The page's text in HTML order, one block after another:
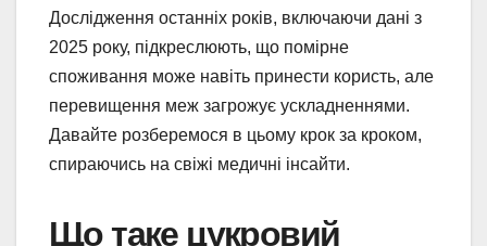
Дослідження останніх років, включаючи дані з
2025 року, підкреслюють, що помірне
споживання може навіть принести користь, але
перевищення меж загрожує ускладненнями.
Давайте розберемося в цьому крок за кроком,
спираючись на свіжі медичні інсайти.
Що таке цукровий